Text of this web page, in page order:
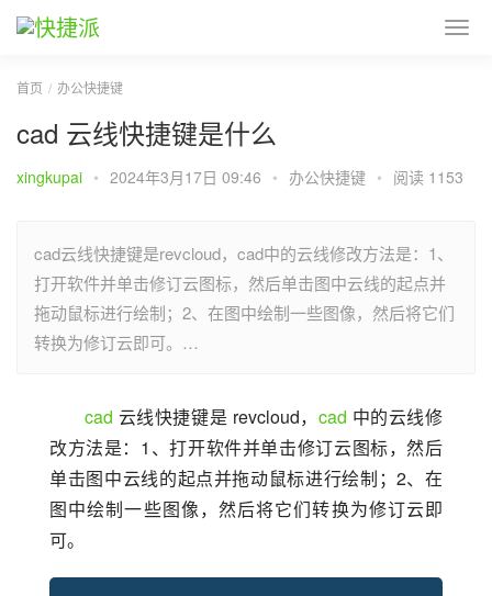
首页 办公快捷键
cad 云线快捷键是什么
xingkupai • 2024年3月17日 09:46 • 办公快捷键 • 阅读 1153
cad云线快捷键是revcloud，cad中的云线修改方法是：1、
打开软件并单击修订云图标，然后单击图中云线的起点并
拖动鼠标进行绘制；2、在图中绘制一些图像，然后将它们
转换为修订云即可。…
cad 云线快捷键是 revcloud， cad 中的云线修
改方法是：1、打开软件并单击修订云图标，然后
单击图中云线的起点并拖动鼠标进行绘制；2、在
图中绘制一些图像，然后将它们转换为修订云即
可。